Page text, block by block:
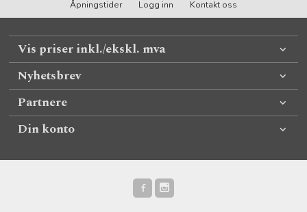
Åpningstider Logg inn Kontakt oss
Vis priser inkl./ekskl. mva
Nyhetsbrev
Partnere
Din konto